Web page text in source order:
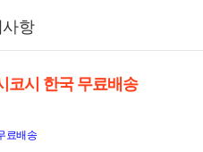
항
코시 한국 무료배송
료배송